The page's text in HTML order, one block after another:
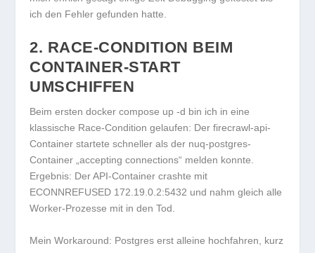
ich den Fehler gefunden hatte.
2. RACE-CONDITION BEIM
CONTAINER-START
UMSCHIFFEN
Beim erstendocker compose up -d bin ich in eine
klassische Race-Condition gelaufen: Derfirecrawl-api-
Container startete schneller als der nuq-postgres-
Container „accepting connections“ melden konnte.
Ergebnis: Der API-Container crashte mit
ECONNREFUSED 172.19.0.2:5432 und nahm gleich alle
Worker-Prozesse mit in den Tod.
Mein Workaround: Postgres erst alleine hochfahren, kurz